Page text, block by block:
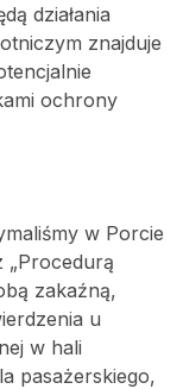
działania
znajduje
ochrony
w Porcie
„Procedurą
zakaźną,
u
w hali
pasażerskiego,